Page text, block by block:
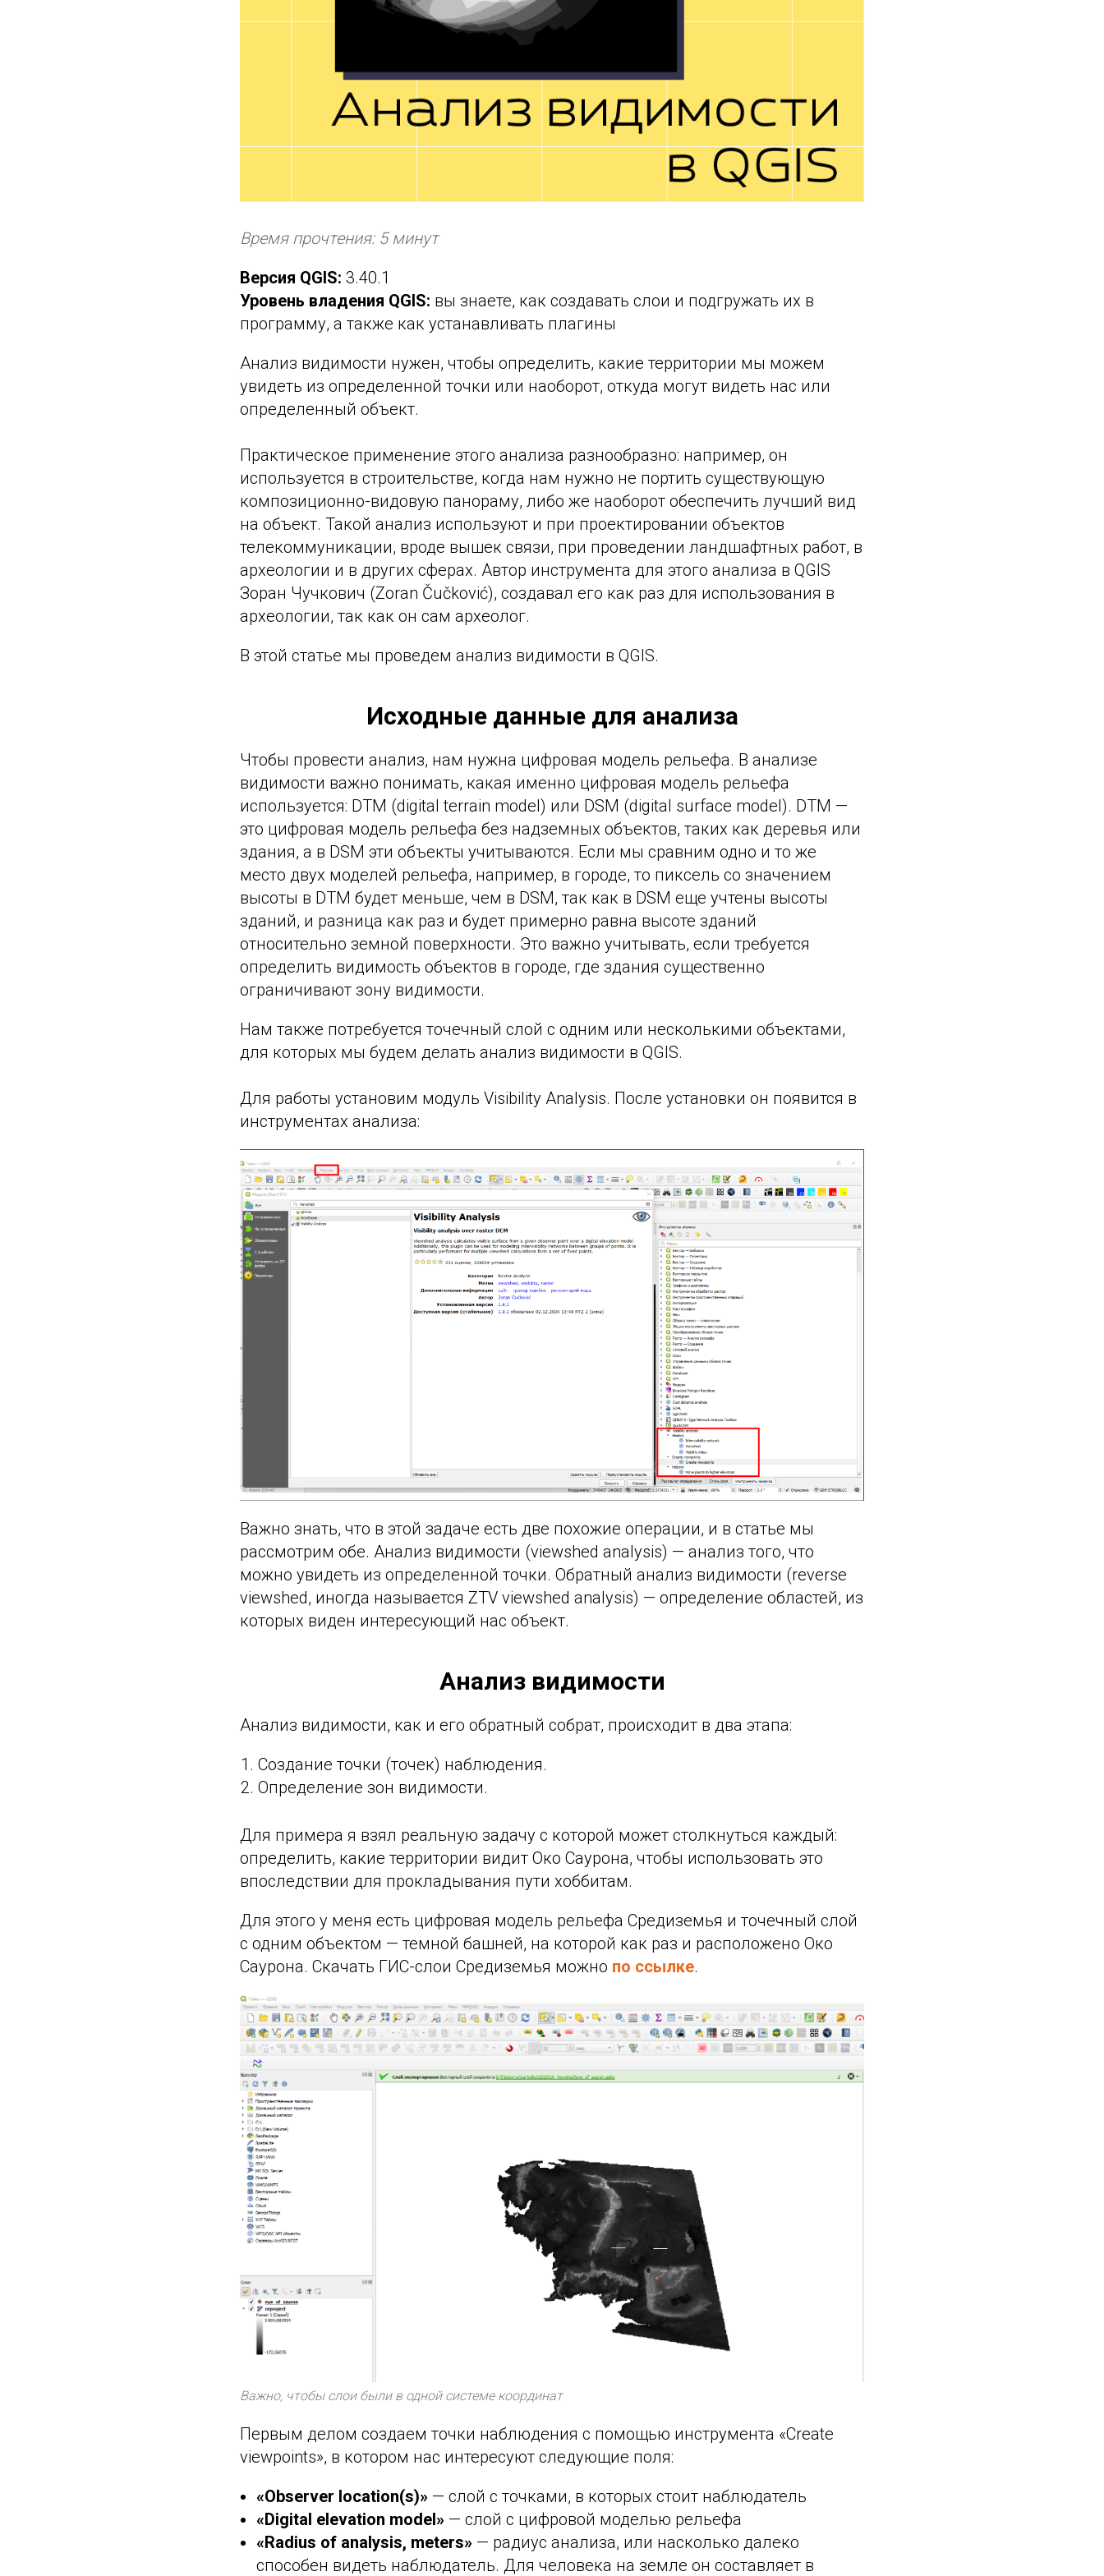
Время прочтения: 5 минут
Версия QGIS: 3.40.1
Уровень владения QGIS: вы знаете, как создавать слои и подгружать их в
программу, а также как устанавливать плагины
Анализ видимости нужен, чтобы определить, какие территории мы можем
увидеть из определенной точки или наоборот, откуда могут видеть нас или
определенный объект.
Практическое применение этого анализа разнообразно: например, он
используется в строительстве, когда нам нужно не портить существующую
композиционно-видовую панораму, либо же наоборот обеспечить лучший вид
на объект. Такой анализ используют и при проектировании объектов
телекоммуникации, вроде вышек связи, при проведении ландшафтных работ, в
археологии и в других сферах. Автор инструмента для этого анализа в QGIS
Зоран Чучкович (Zoran Čučković), создавал его как раз для использования в
археологии, так как он сам археолог.
В этой статье мы проведем анализ видимости в QGIS.
Исходные данные для анализа
Чтобы провести анализ, нам нужна цифровая модель рельефа. В анализе
видимости важно понимать, какая именно цифровая модель рельефа
используется: DTM (digital terrain model) или DSM (digital surface model). DTM —
это цифровая модель рельефа без надземных объектов, таких как деревья или
здания, а в DSM эти объекты учитываются. Если мы сравним одно и то же
место двух моделей рельефа, например, в городе, то пиксель со значением
высоты в DTM будет меньше, чем в DSM, так как в DSM еще учтены высоты
зданий, и разница как раз и будет примерно равна высоте зданий
относительно земной поверхности. Это важно учитывать, если требуется
определить видимость объектов в городе, где здания существенно
ограничивают зону видимости.
Нам также потребуется точечный слой с одним или несколькими объектами,
для которых мы будем делать анализ видимости в QGIS.
Для работы установим модуль Visibility Analysis. После установки он появится в
инструментах анализа:
Важно знать, что в этой задаче есть две похожие операции, и в статье мы
рассмотрим обе. Анализ видимости (viewshed analysis) — анализ того, что
можно увидеть из определенной точки. Обратный анализ видимости (reverse
viewshed, иногда называется ZTV viewshed analysis) — определение областей, из
которых виден интересующий нас объект.
Анализ видимости
Анализ видимости, как и его обратный собрат, происходит в два этапа:
Создание точки (точек) наблюдения.
Определение зон видимости.
Для примера я взял реальную задачу с которой может столкнуться каждый:
определить, какие территории видит Око Саурона, чтобы использовать это
впоследствии для прокладывания пути хоббитам.
Для этого у меня есть цифровая модель рельефа Средиземья и точечный слой
с одним объектом — темной башней, на которой как раз и расположено Око
Саурона. Скачать ГИС-слои Средиземья можно по ссылке.
Важно, чтобы слои были в одной системе координат
Первым делом создаем точки наблюдения с помощью инструмента «Create
viewpoints», в котором нас интересуют следующие поля:
«Observer location(s)» — слой с точками, в которых стоит наблюдатель
«Digital elevation model» — слой с цифровой моделью рельефа
«Radius of analysis, meters» — радиус анализа, или насколько далеко
способен видеть наблюдатель. Для человека на земле он составляет в